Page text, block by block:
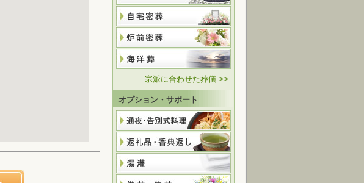
宗派に合わせた葬儀 >>
オプション・サポート